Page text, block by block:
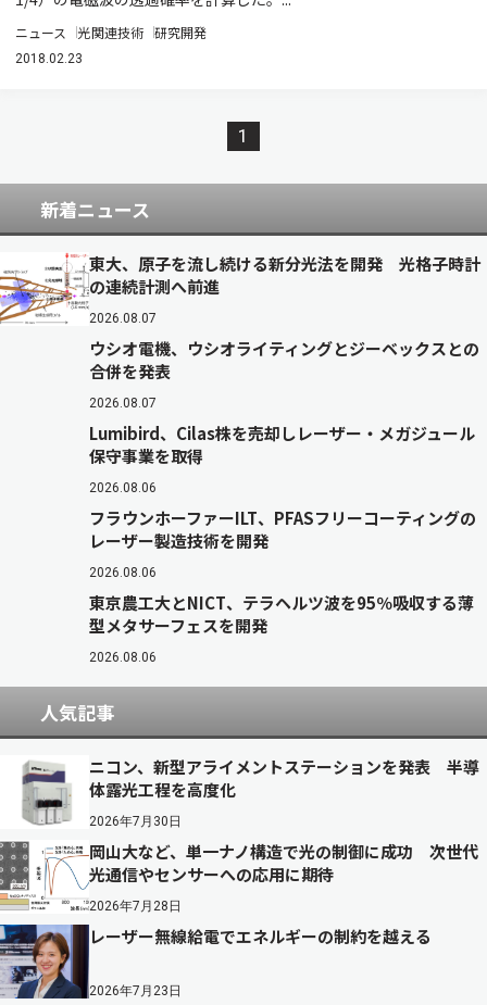
ニュース 光関連技術 研究開発
2018.02.23
1
新着ニュース
東大、原子を流し続ける新分光法を開発 光格子時計
の連続計測へ前進
2026.08.07
ウシオ電機、ウシオライティングとジーベックスとの
合併を発表
2026.08.07
Lumibird、Cilas株を売却しレーザー・メガジュール
保守事業を取得
2026.08.06
フラウンホーファーILT、PFASフリーコーティングの
レーザー製造技術を開発
2026.08.06
東京農工大とNICT、テラヘルツ波を95％吸収する薄
型メタサーフェスを開発
2026.08.06
人気記事
ニコン、新型アライメントステーションを発表 半導
体露光工程を高度化
2026年7月30日
岡山大など、単一ナノ構造で光の制御に成功 次世代
光通信やセンサーへの応用に期待
2026年7月28日
レーザー無線給電でエネルギーの制約を越える
2026年7月23日